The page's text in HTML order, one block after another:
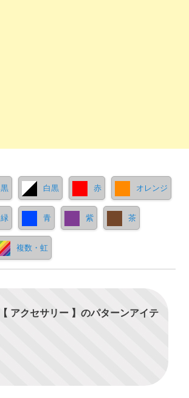
黒 白黒 赤 オレンジ
緑 青 紫 茶
複数・虹
【 アクセサリー 】のパターンアイテ